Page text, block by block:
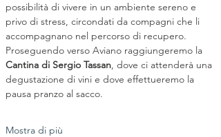
possibilità di vivere in un ambiente sereno e
privo di stress, circondati da compagni che li
accompagnano nel percorso di recupero.
Proseguendo verso Aviano raggiungeremo la
Cantina di Sergio Tassan, dove ci attenderà una
degustazione di vini e dove effettueremo la
pausa pranzo al sacco.
Mostra di più